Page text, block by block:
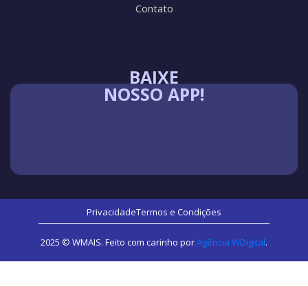
BAIXE
NOSSO APP!
Contato
PrivacidadeTermos e Condições
2025 © WMAIS. Feito com carinho porAgência WDigital.